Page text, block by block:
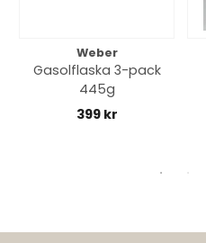
Weber
Gasolflaska 3-pack
445g
399 kr